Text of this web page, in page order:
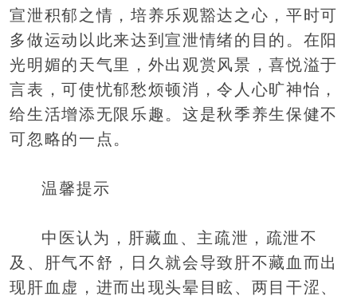
宣泄积郁之情，培养乐观豁达之心，平时可
多做运动以此来达到宣泄情绪的目的。在阳
光明媚的天气里，外出观赏风景，喜悦溢于
言表，可使忧郁愁烦顿消，令人心旷神怡，
给生活增添无限乐趣。这是秋季养生保健不
可忽略的一点。
温馨提示
中医认为，肝藏血、主疏泄，疏泄不
及、肝气不舒，日久就会导致肝不藏血而出
现肝血虚，进而出现头晕目眩、两目干涩、